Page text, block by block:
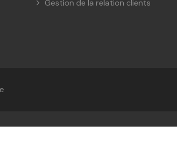
Gestion de la relation clients